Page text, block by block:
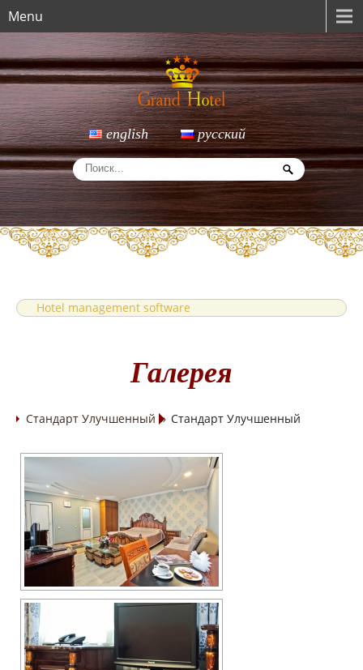
english русский
Menu
Hotel management software
Галерея
Стандарт Улучшенный » Стандарт Улучшенный